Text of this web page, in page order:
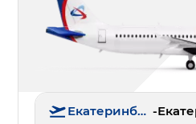
Екатеринбург -